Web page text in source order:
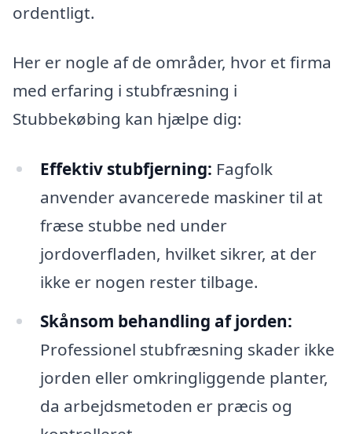
ordentligt.
Her er nogle af de områder, hvor et firma
med erfaring i stubfræsning i
Stubbekøbing kan hjælpe dig:
Effektiv stubfjerning: Fagfolk
anvender avancerede maskiner til at
fræse stubbe ned under
jordoverfladen, hvilket sikrer, at der
ikke er nogen rester tilbage.
Skånsom behandling af jorden:
Professionel stubfræsning skader ikke
jorden eller omkringliggende planter,
da arbejdsmetoden er præcis og